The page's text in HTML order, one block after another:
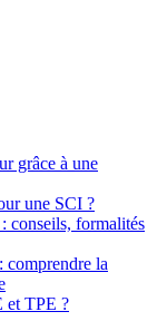
grâce à une
une SCI ?
conseils, formalités
la
et TPE ?